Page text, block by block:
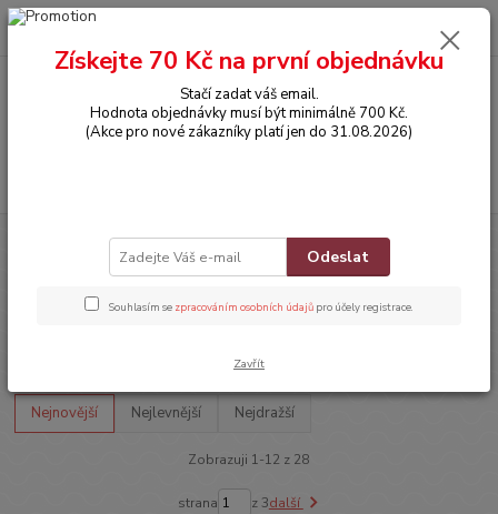
0,00 Kč
OBLEČENÍ KARNEVALOVÉ KOSTÝMY A MASKY
KOSTÝMY
Nejnovější Nejlevnější Nejdražší
Zobrazuji 1-12 z 28
strana z 3další
Získejte 70 Kč na první objednávku
Stačí zadat váš email.
Hodnota objednávky musí být minimálně 700 Kč.
(Akce pro nové zákazníky platí jen do 31.08.2026)
Odeslat
Souhlasím se zpracováním osobních údajů pro účely registrace.
Zavřít